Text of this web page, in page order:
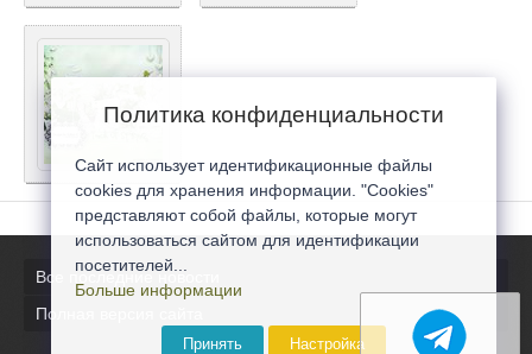
Все последние новости
Полная версия сайта
Политика конфиденциальности
Сайт использует идентификационные файлы
cookies для хранения информации. "Cookies"
представляют собой файлы, которые могут
использоваться сайтом для идентификации
посетителей...
Больше информации
Принять Настройка